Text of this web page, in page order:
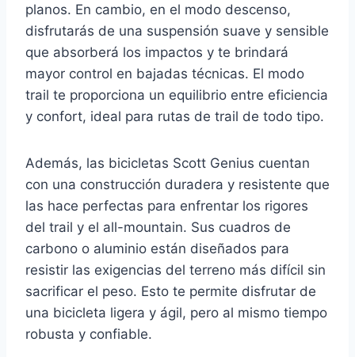
planos. En cambio, en el modo descenso,
disfrutarás de una suspensión suave y sensible
que absorberá los impactos y te brindará
mayor control en bajadas técnicas. El modo
trail te proporciona un equilibrio entre eficiencia
y confort, ideal para rutas de trail de todo tipo.
Además, las bicicletas Scott Genius cuentan
con una construcción duradera y resistente que
las hace perfectas para enfrentar los rigores
del trail y el all-mountain. Sus cuadros de
carbono o aluminio están diseñados para
resistir las exigencias del terreno más difícil sin
sacrificar el peso. Esto te permite disfrutar de
una bicicleta ligera y ágil, pero al mismo tiempo
robusta y confiable.